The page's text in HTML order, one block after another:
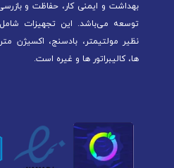
بهداشت و ایمنی کار، حفاظت و
توسعه می‌باشد. این تجهیزات شامل
نظیر مولتیمتر، بادسنج، اکسیژن
ها، کالیبراتور ها و غیره است.